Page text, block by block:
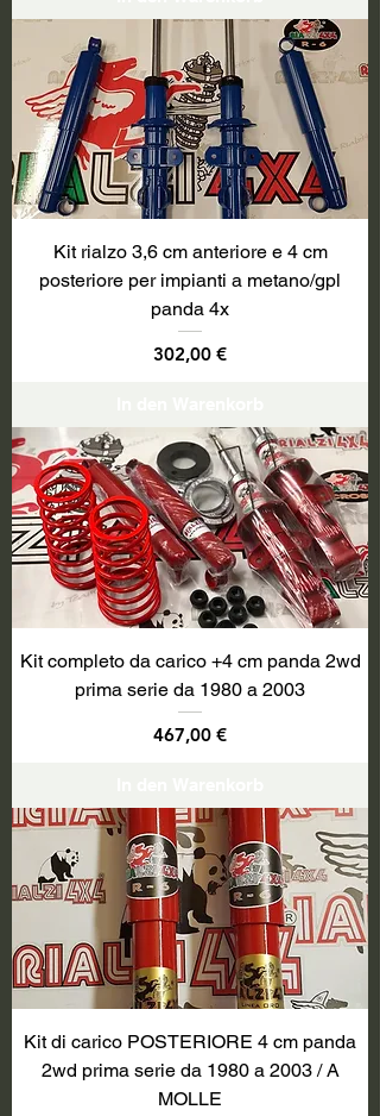
Kit rialzo 3,6 cm anteriore e 4 cm
posteriore per impianti a metano/gpl
panda 4x
Preis
302,00 €
Kit completo da carico +4 cm panda 2wd
prima serie da 1980 a 2003
Preis
467,00 €
Kit di carico POSTERIORE 4 cm panda
2wd prima serie da 1980 a 2003 / A
MOLLE